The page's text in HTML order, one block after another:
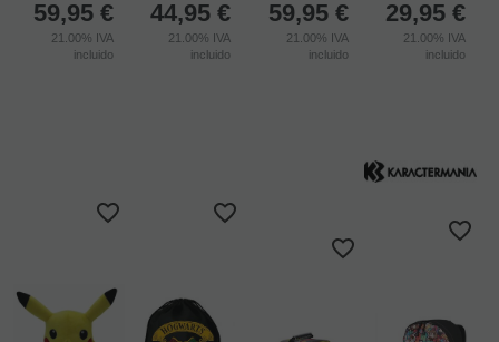
59,95 €
21.00% IVA
incluido
44,95 €
21.00% IVA
incluido
59,95 €
21.00% IVA
incluido
29,95 €
21.00% IVA
incluido